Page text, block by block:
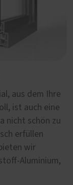
aus dem Ihre
ist auch eine
nicht schön zu
erfüllen
wir
Aluminium,